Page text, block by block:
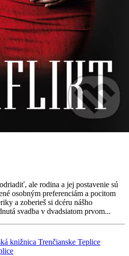
ale rodina a jej postavenie sú
osobným preferenciám a pocitom
a zoberieš si dcéru nášho
svadba v dvadsiatom prvom...
knižnica Trenčianske Teplice